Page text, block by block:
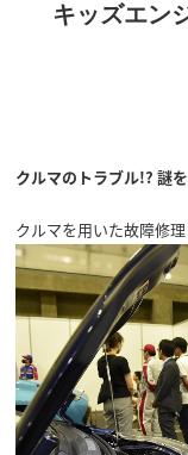
キッズエン
クルマのトラブル!? 謎
クルマを用いた故障修